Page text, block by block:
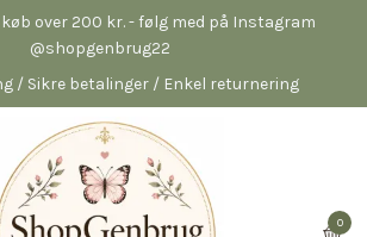
over 200 kr. - følg med på Instagram
@shopgenbrug22
/ Sikre betalinger / Enkel returnering
0